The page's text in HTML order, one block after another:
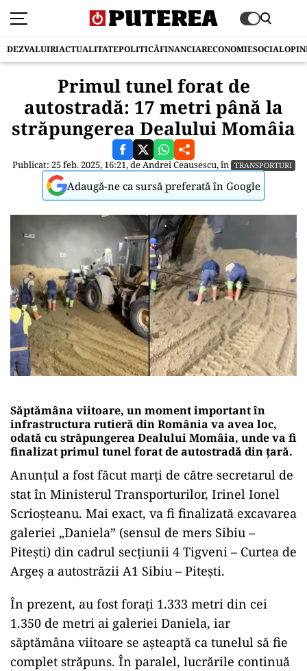
DEZVALUIRIACTUALITATEPOLITICĂFINANCIARECONOMIESOCIAL
Primul tunel forat de
autostradă: 17 metri până la
străpungerea Dealului Momâia
Publicat: 25 feb. 2025, 16:21, deAndrei Ceausescu, în TRANSPORTURI
Adaugă-ne ca sursă preferată în Google
Săptămâna viitoare, un moment important în
infrastructura rutieră din România va avea loc,
odată cu străpungerea Dealului Momâia, unde va fi
finalizat primul tunel forat de autostradă din țară.
Anunțul a fost făcut marți de către secretarul de
stat în Ministerul Transporturilor, Irinel Ionel
Scrioșteanu. Mai exact, va fi finalizată excavarea
galeriei „Daniela” (sensul de mers Sibiu –
Pitești) din cadrul secțiunii 4 Tigveni – Curtea de
Argeș a autostrăzii A1 Sibiu – Pitești.
În prezent, au fost forați 1.333 metri din cei
1.350 de metri ai galeriei Daniela, iar
săptămâna viitoare se așteaptă ca tunelul să fie
complet străpuns. În paralel, lucrările continuă